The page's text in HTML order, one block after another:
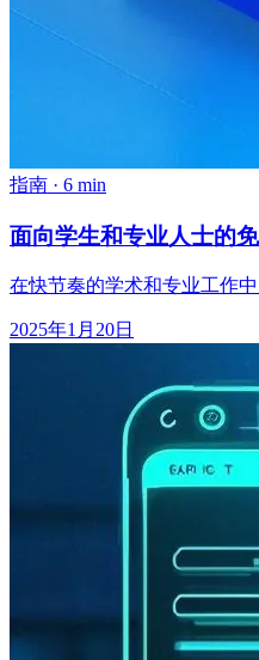
指南 · 6 min
面向学生和专业人士的
在快节奏的学术和专业工作
2025年1月20日